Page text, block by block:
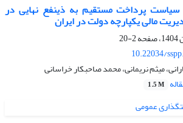
سیاست پرداخت مستقیم به ذینفع نهایی در
مالی یکپارچه دولت در ایران
2-20
10.22034/
میثم نریمانی، محمد صاحبکار خراسانی
1.5 M